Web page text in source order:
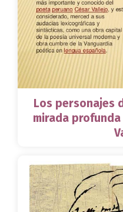
Los personajes
mirada